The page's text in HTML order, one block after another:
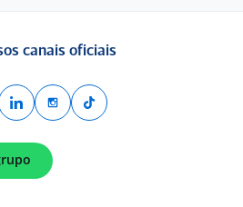
canais oficiais